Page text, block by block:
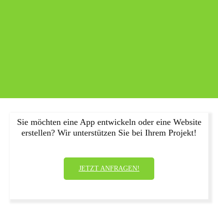
Sie möchten eine App entwickeln oder eine Website
erstellen? Wir unterstützen Sie bei Ihrem Projekt!
JETZT ANFRAGEN!